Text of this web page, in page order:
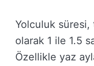
Yolculuk süresi,
olarak 1 ile 1.5
Özellikle yaz